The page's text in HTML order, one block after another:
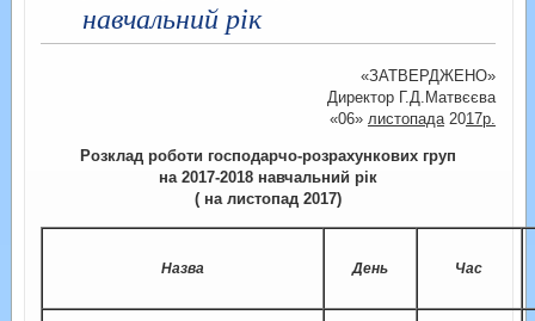
навчальний рік
«ЗАТВЕРДЖЕНО»
Директор Г.Д.Матвєєва
«06» листопада2017р.
Розклад роботи господарчо-розрахункових груп
на 2017-2018 навчальний рік
( на листопад 2017)
Назва День Час